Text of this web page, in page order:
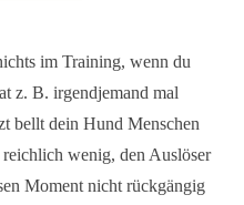
im Training, wenn du
z. B. irgendjemand mal
bellt dein Hund Menschen
wenig, den Auslöser
Moment nicht rückgängig